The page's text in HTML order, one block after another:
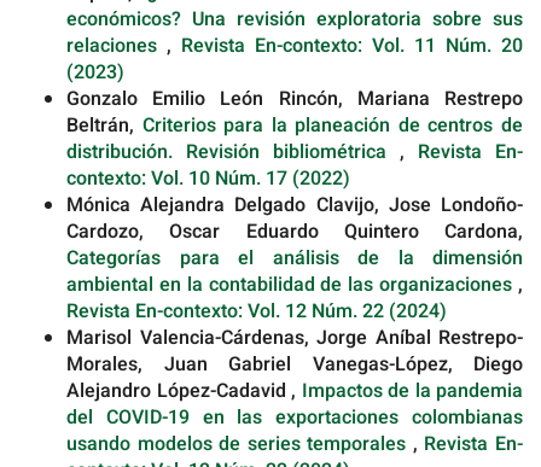
económicos? Una revisión exploratoria sobre sus
relaciones , Revista En-contexto: Vol. 11 Núm. 20
(2023)
Gonzalo Emilio León Rincón, Mariana Restrepo
Beltrán, Criterios para la planeación de centros de
distribución. Revisión bibliométrica , Revista En-
contexto: Vol. 10 Núm. 17 (2022)
Mónica Alejandra Delgado Clavijo, Jose Londoño-
Cardozo, Oscar Eduardo Quintero Cardona,
Categorías para el análisis de la dimensión
ambiental en la contabilidad de las organizaciones ,
Revista En-contexto: Vol. 12 Núm. 22 (2024)
Marisol Valencia-Cárdenas, Jorge Aníbal Restrepo-
Morales, Juan Gabriel Vanegas-López, Diego
Alejandro López-Cadavid , Impactos de la pandemia
del COVID-19 en las exportaciones colombianas
usando modelos de series temporales , Revista En-